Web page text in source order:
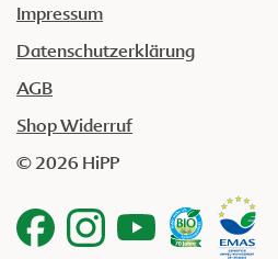
Impressum
Datenschutzerklärung
AGB
Shop Widerruf
© 2026 HiPP